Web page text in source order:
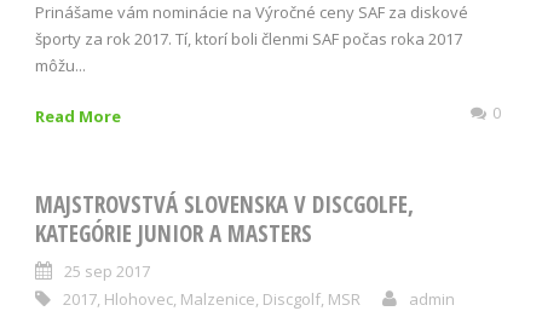
Prinášame vám nominácie na Výročné ceny SAF za diskové
športy za rok 2017. Tí, ktorí boli členmi SAF počas roka 2017
môžu...
Read More 0
MAJSTROVSTVÁ SLOVENSKA V DISCGOLFE,
KATEGÓRIE JUNIOR A MASTERS
25 sep 2017
2017, Hlohovec, Malzenice, Discgolf, MSR admin